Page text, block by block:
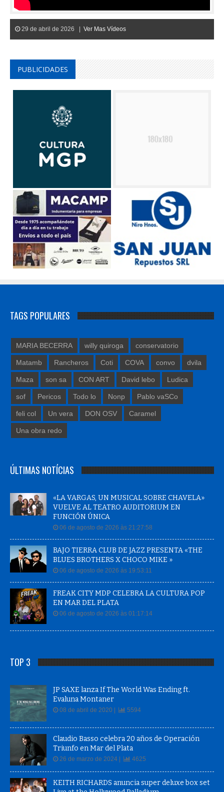
29 de abril de 2026 | Ver Mas Vídeos
PUBLICIDADES
TAGS POPULARES
MARIA BECERRA willy quiroga conservatorio
Matamb Rancheros Coti COVA convo dvila
Maza son sa CON ART David lebo Ludica
sof Pericos Todo lo Nonp Pablo vaSCo
feli col Un vera DON OSV Caramel
Una obra redo
ÚLTIMAS NOTÍCIAS
«LA VARGAS, UN MUSICAL SOBRE CHAVELA»
VUELVE AL TEATRO AUDITORIUM EN
FUNCIÓN ÚNICA
06 de agosto de 2026 às 21:27:58
BAJO TIERRA CLUB DE JAZZ PRESENTA «THE
BLUES BROTHERS X CHOCO MIKE »
06 de agosto de 2026 às 19:53:11
FREAK CITY MDP CELEBRA LA CULTURA POP
EN MAR DEL PLATA
06 de agosto de 2026 às 01:17:14
TOP 3
JP SAXE lanza If The World Was Ending ft.
Evaluna Montaner
08 de abril de 2020 | 5594
Claudio Basso celebra 20 años de Operación
Triunfo en Mar del Plata
26 de marzo de 2024 | 4625
KEITH RICHARDS anuncia super deluxe box set